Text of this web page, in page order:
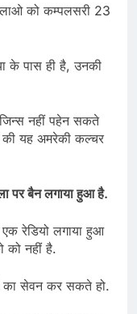
को कम्पलसरी 23
के पास ही है, उनकी
जिन्स नहीं पहेन सकते
की यह अमरेकी कल्चर
पर बैन लगाया हुआ है.
एक रेडियो लगाया हुआ
को नहीं है.
सेवन कर सकते हो.